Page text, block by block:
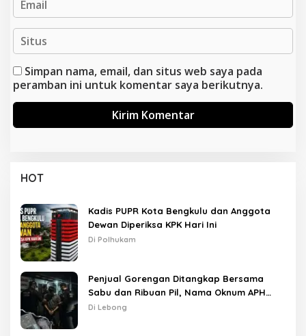
Simpan nama, email, dan situs web saya pada
peramban ini untuk komentar saya berikutnya.
HOT
Kadis PUPR Kota Bengkulu dan Anggota
Dewan Diperiksa KPK Hari Ini
Di Polhukam
Penjual Gorengan Ditangkap Bersama
Sabu dan Ribuan Pil, Nama Oknum APH
Disebut Saat Interogasi
Di Lebong